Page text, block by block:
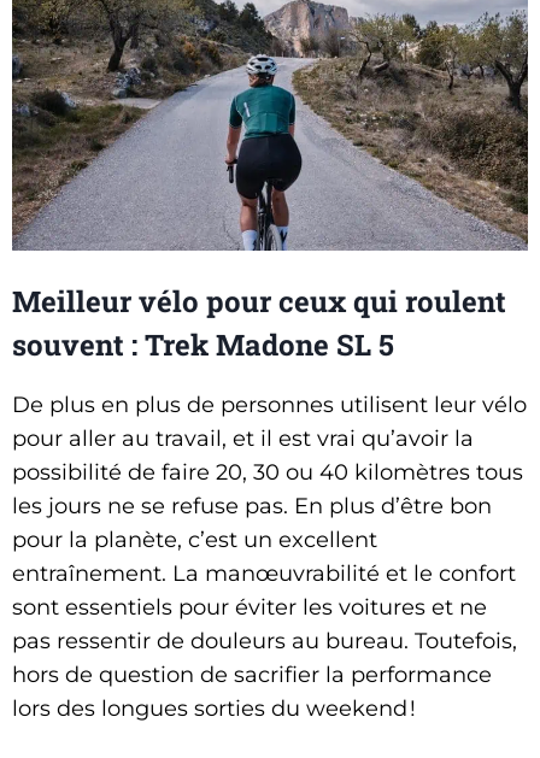
Meilleur vélo pour ceux qui roulent
souvent :Trek Madone SL 5
De plus en plus de personnes utilisent leur vélo
pour aller au travail, et il est vrai qu’avoir la
possibilité de faire 20, 30 ou 40 kilomètres tous
les jours ne se refuse pas. En plus d’être bon
pour la planète, c’est un excellent
entraînement. La manœuvrabilité et le confort
sont essentiels pour éviter les voitures et ne
pas ressentir de douleurs au bureau. Toutefois,
hors de question de sacrifier la performance
lors des longues sorties du weekend !